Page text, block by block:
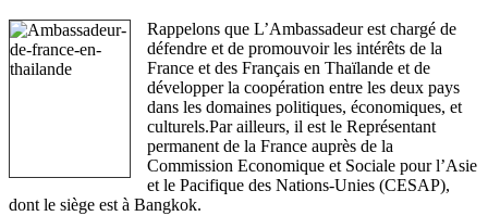
Rappelons que L’Ambassadeur est chargé de
défendre et de promouvoir les intérêts de la
France et des Français en Thaïlande et de
développer la coopération entre les deux pays
dans les domaines politiques, économiques, et
culturels.Par ailleurs, il est le Représentant
permanent de la France auprès de la
Commission Economique et Sociale pour l’Asie
et le Pacifique des Nations-Unies (CESAP),
dont le siège est à Bangkok.